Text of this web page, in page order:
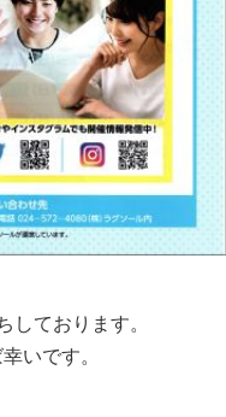
しております。
いです。